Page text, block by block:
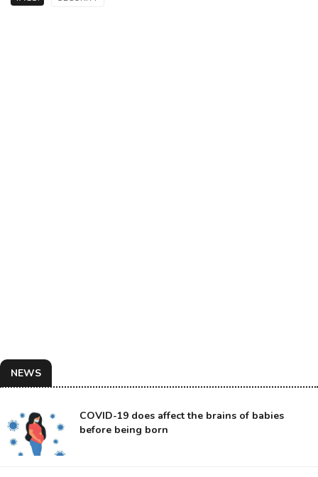
NEWS
COVID-19 does affect the brains of babies
before being born